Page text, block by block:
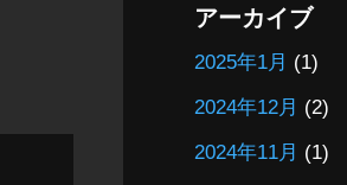
アーカイブ
2025年1月 (1)
2024年12月 (2)
2024年11月 (1)